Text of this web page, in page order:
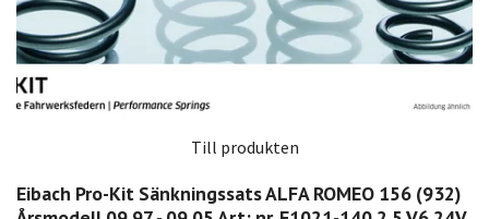
Till produkten
Eibach Pro-Kit Sänkningssats ALFA ROMEO 156 (932)